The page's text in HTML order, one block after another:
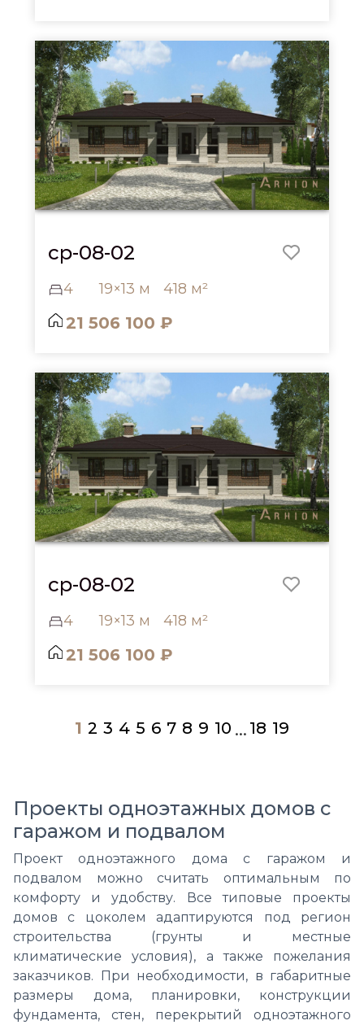
cp-08-02
4 19×13 м 418 м²
21 506 100 ₽
cp-08-02
4 19×13 м 418 м²
21 506 100 ₽
1 2 3 4 5 6 7 8 9 10 ... 18 19
Проекты одноэтажных домов с
гаражом и подвалом
Проект одноэтажного дома с гаражом и
подвалом можно считать оптимальным по
комфорту и удобству. Все типовые проекты
домов с цоколем адаптируются под регион
строительства (грунты и местные
климатические условия), а также пожелания
заказчиков. При необходимости, в габаритные
размеры дома, планировки, конструкции
фундамента, стен, перекрытий одноэтажного